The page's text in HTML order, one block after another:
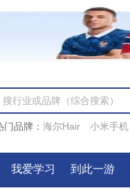
门品牌： 海尔Hair 小米手机
我爱学习 到此一游